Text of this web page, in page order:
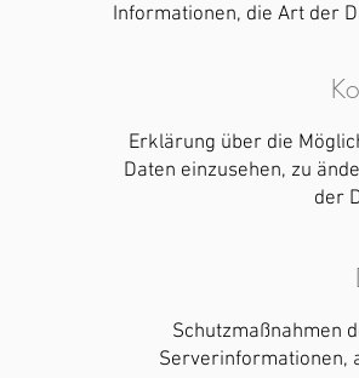
Informationen, die Art der
Erklärung über die
Daten einzusehen, zu
der
Schutzmaßnahmen
Serverinformationen,